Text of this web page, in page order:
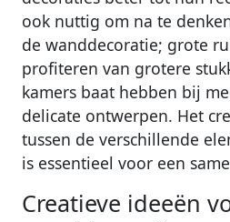
ook nuttig om na te
de wanddecoratie; grote
profiteren van grotere
kamers baat hebben bij
delicate ontwerpen. Het
tussen de verschillende
is essentieel voor een
Creatieve ideeën